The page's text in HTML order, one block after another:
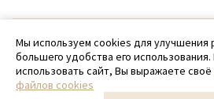
© 2020 - 2026
+ 7 (918) 699-
Мы используем cookies для улучшения
большего удобства его
использовать сайт, Вы выражаете своё
файлов cookies